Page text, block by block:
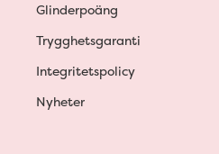
Glinderpoäng
Trygghetsgaranti
Integritetspolicy
Nyheter